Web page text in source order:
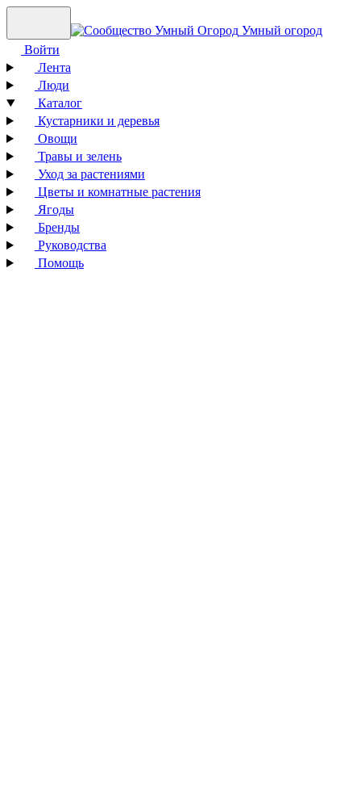
Умный огород
Войти
Лента
Люди
Каталог
Кустарники и деревья
Овощи
Травы и зелень
Уход за растениями
Цветы и комнатные растения
Ягоды
Бренды
Руководства
Помощь